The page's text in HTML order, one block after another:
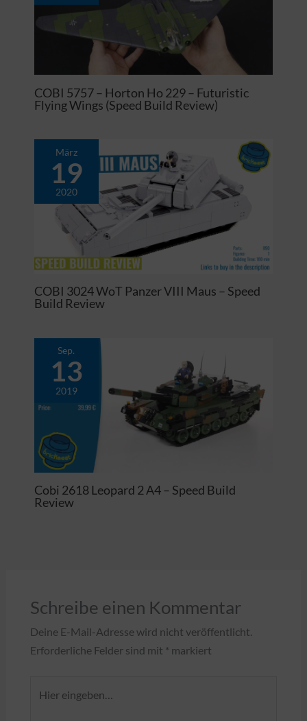
COBI 5757 – Horton Ho 229 – Futuristic
Flying Wings (Speed Build Review)
März
19
2020
COBI 3024 WoT Panzer VIII Maus – Speed
Build Review
Sep.
13
2019
Cobi 2618 Leopard 2 A4 – Speed Build
Review
Schreibe einen Kommentar
Deine E-Mail-Adresse wird nicht veröffentlicht.
Erforderliche Felder sind mit * markiert
eingeben…